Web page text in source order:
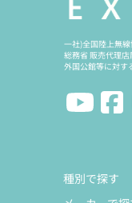
一社)全国陸上無
総務省 販売代理
外国公館等に対す
種別で探す